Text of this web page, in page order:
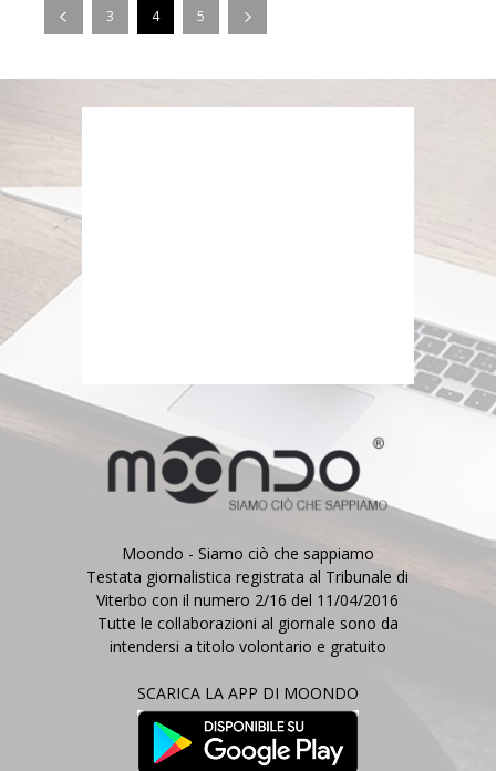
3 4 5
Moondo - Siamo ciò che sappiamo
Testata giornalistica registrata al Tribunale di
Viterbo con il numero 2/16 del 11/04/2016
Tutte le collaborazioni al giornale sono da
intendersi a titolo volontario e gratuito
SCARICA LA APP DI MOONDO